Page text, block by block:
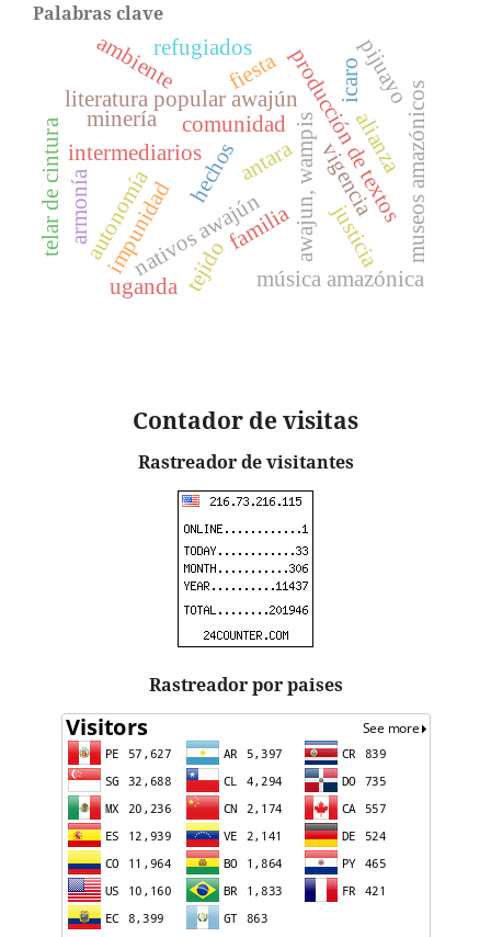
Palabras clave
nativos awajún
impunidad awajun, wampis
producción de textos
literatura popular awajún
antara
música amazónica
vigencia
hechos
justicia
intermediarios alianza museos amazónicos
familia
comunidad
autonomía
icaro
fiesta pijuayo
armonía
tejido
ambiente
minería
refugiados
uganda
telar de cintura
Contador de visitas
Rastreador de visitantes
Rastreador por paises